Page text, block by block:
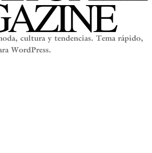
cultura y tendencias. Tema rápido,
WordPress.